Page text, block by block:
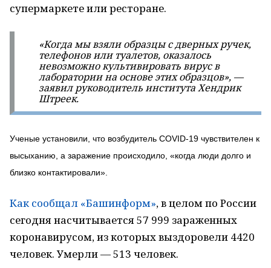
супермаркете или ресторане.
«Когда мы взяли образцы с дверных ручек,
телефонов или туалетов, оказалось
невозможно культивировать вирус в
лаборатории на основе этих образцов», —
заявил руководитель института Хендрик
Штреек.
Ученые установили, что возбудитель COVID-19 чувствителен к
высыханию, а заражение происходило, «когда люди долго и
близко контактировали».
Как сообщал «Башинформ», в целом по России
сегодня насчитывается 57 999 зараженных
коронавирусом, из которых выздоровели 4420
человек. Умерли — 513 человек.